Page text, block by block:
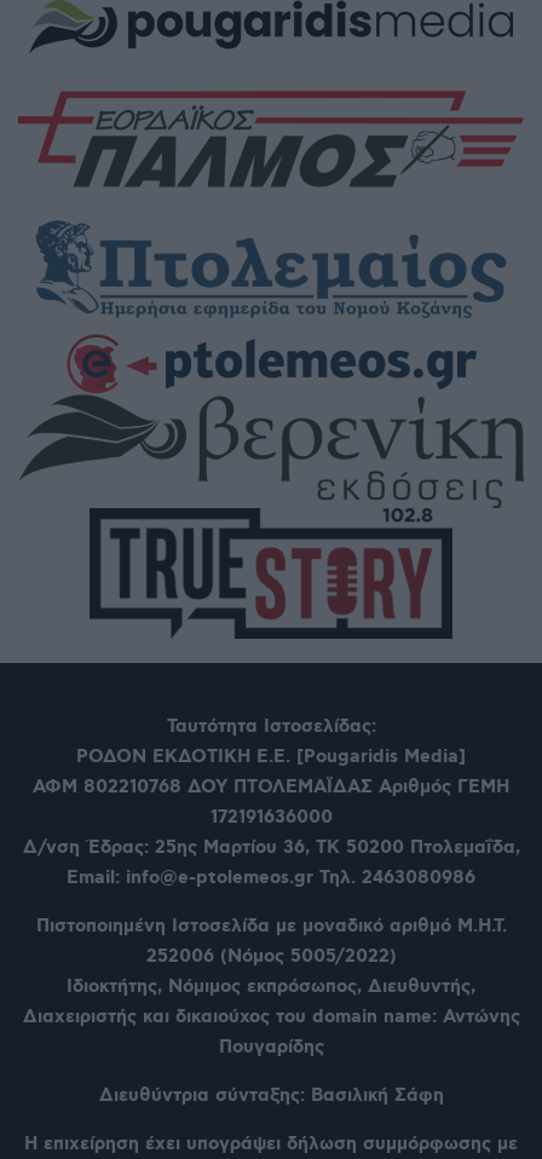
Ταυτότητα Ιστοσελίδας:
ΡΟΔΟΝ ΕΚΔΟΤΙΚΗ Ε.Ε. [Pougaridis Media]
ΑΦΜ 802210768 ΔΟΥ ΠΤΟΛΕΜΑΪΔΑΣ Αριθμός ΓΕΜΗ
172191636000
Δ/νση Έδρας: 25ης Μαρτίου 36, ΤΚ 50200 Πτολεμαΐδα,
Email: info@e-ptolemeos.gr Τηλ. 2463080986
Πιστοποιημένη Ιστοσελίδα με μοναδικό αριθμό Μ.Η.Τ.
252006 (Νόμος 5005/2022)
Ιδιοκτήτης, Νόμιμος εκπρόσωπος, Διευθυντής,
Διαχειριστής και δικαιούχος του domain name: Αντώνης
Πουγαρίδης
Διευθύντρια σύνταξης: Βασιλική Σάφη
Η επιχείρηση έχει υπογράψει δήλωση συμμόρφωσης με